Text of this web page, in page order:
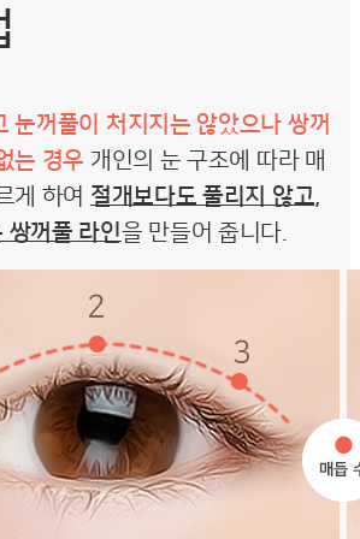
눈꺼풀이 처지지는 않았으나 쌍꺼
는 경우 개인의 눈 구조에 따라 매
게 하여 절개보다도 풀리지 않고,
쌍꺼풀 라인을 만들어 줍니다.